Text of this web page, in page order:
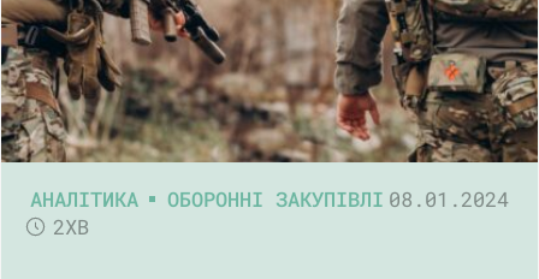
АНАЛІТИКА ОБОРОННІ ЗАКУПІВЛІ 08.01.2024
2ХВ